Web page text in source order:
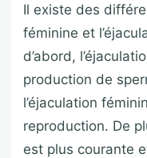
Il existe des
féminine et
d’abord,
production de
l’éjaculation
reproduction. De
est plus courante